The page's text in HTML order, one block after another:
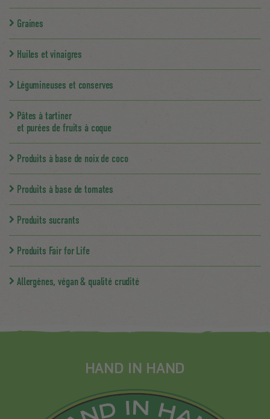
Graines
Huiles et vinaigres
Légumineuses et conserves
Pâtes à tartiner
et purées de fruits à coque
Produits à base de noix de coco
Produits à base de tomates
Produits sucrants
Produits Fair for Life
Allergènes, végan & qualité crudité
HAND IN HAND